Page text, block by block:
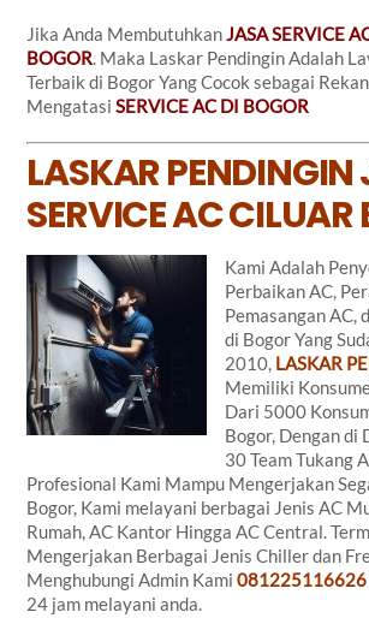
Jika Anda MembutuhkanJASA SERVICE
BOGOR. Maka Laskar Pendingin Adalah
Terbaik di Bogor Yang Cocok sebagai
MengatasiSERVICE AC DI BOGOR
LASKAR PENDINGIN
SERVICE AC CILUAR
Kami Adalah
Perbaikan AC,
Pemasangan AC,
di Bogor Yang
2010, LASKAR
Memiliki
Dari 5000
Bogor, Dengan di
30 Team Tukang
Profesional Kami Mampu Mengerjakan
Bogor, Kami melayani berbagai Jenis AC
Rumah, AC Kantor Hingga AC Central.
Mengerjakan Berbagai Jenis Chiller dan
Menghubungi Admin Kami081225116626
24 jam melayani anda.